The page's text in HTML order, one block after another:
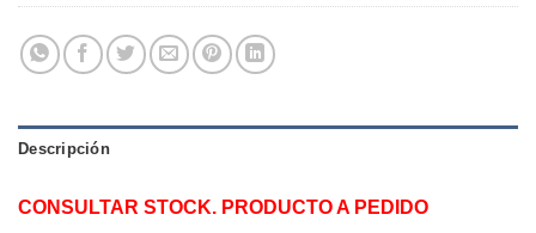
Descripción
CONSULTAR STOCK. PRODUCTO A PEDIDO